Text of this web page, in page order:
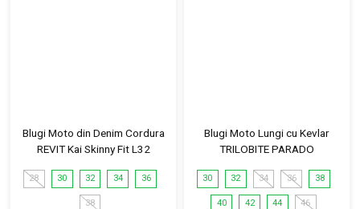
Blugi Moto din Denim Cordura
REVIT Kai Skinny Fit L32
28 30 32 34 36
38
Blugi Moto Lungi cu Kevlar
TRILOBITE PARADO
30 32 34 36 38
40 42 44 46